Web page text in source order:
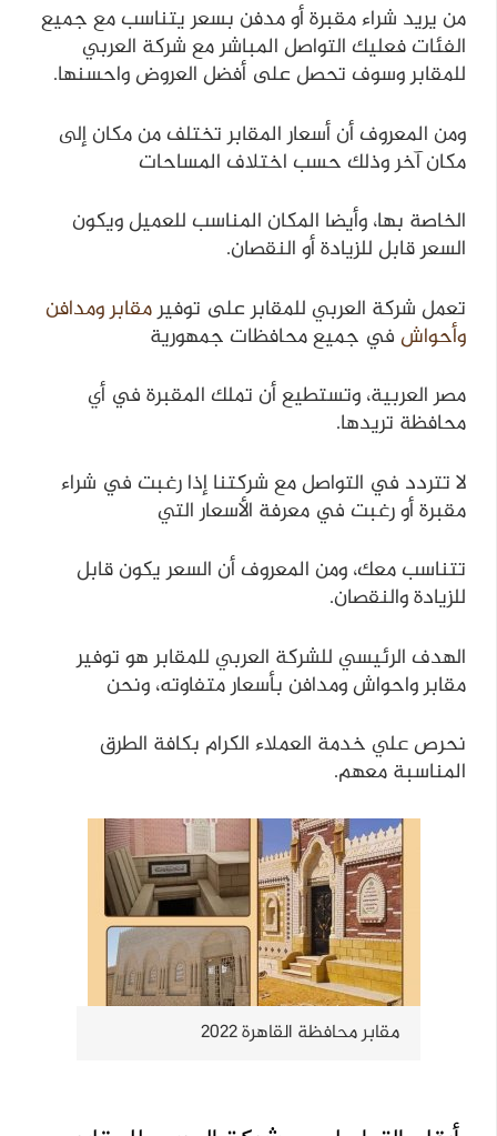
من يريد شراء مقبرة أو مدفن بسعر يتناسب مع جميع
الفئات فعليك التواصل المباشر مع شركة العربي
للمقابر وسوف تحصل على أفضل العروض واحسنها.
ومن المعروف أن أسعار المقابر تختلف من مكان إلى
مكان آخر وذلك حسب اختلاف المساحات
الخاصة بها، وأيضا المكان المناسب للعميل ويكون
السعر قابل للزيادة أو النقصان.
تعمل شركة العربي للمقابر على توفيرمقابر ومدافن
وأحواشفي جميع محافظات جمهورية
مصر العربية، وتستطيع أن تملك المقبرة في أي
محافظة تريدها.
لا تتردد في التواصل مع شركتنا إذا رغبت في شراء
مقبرة أو رغبت في معرفة الأسعار التي
تتناسب معك، ومن المعروف أن السعر يكون قابل
للزيادة والنقصان.
الهدف الرئيسي للشركة العربي للمقابر هو توفير
مقابر واحواش ومدافن بأسعار متفاوته، ونحن
نحرص علي خدمة العملاء الكرام بكافة الطرق
المناسبة معهم.
مقابر محافظة القاهرة 2022